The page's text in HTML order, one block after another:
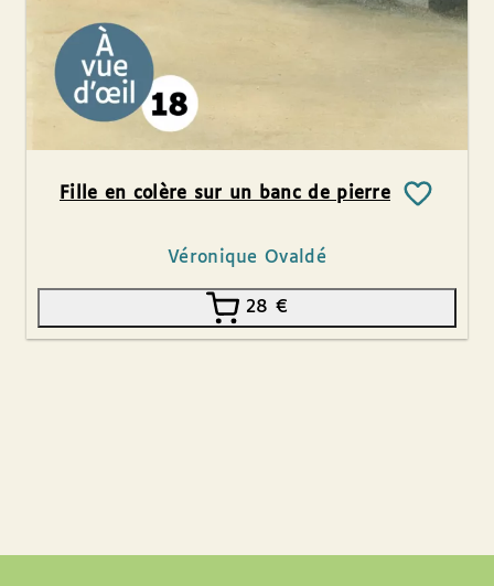
Fille en colère sur un banc de pierre
Véronique Ovaldé
28 €